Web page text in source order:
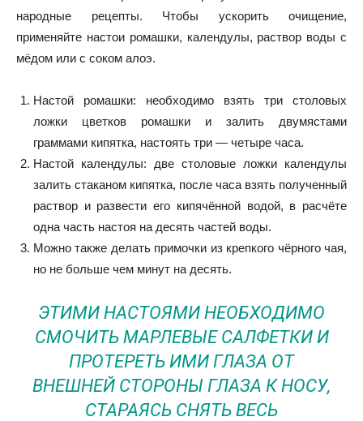
народные рецепты. Чтобы ускорить очищение,
применяйте настои ромашки, календулы, раствор воды с
мёдом или с соком алоэ.
Настой ромашки: необходимо взять три столовых
ложки цветков ромашки и залить двумястами
граммами кипятка, настоять три — четыре часа.
Настой календулы: две столовые ложки календулы
залить стаканом кипятка, после часа взять полученный
раствор и развести его кипячённой водой, в расчёте
одна часть настоя на десять частей воды.
Можно также делать примочки из крепкого чёрного чая,
но не больше чем минут на десять.
ЭТИМИ НАСТОЯМИ НЕОБХОДИМО
СМОЧИТЬ МАРЛЕВЫЕ САЛФЕТКИ И
ПРОТЕРЕТЬ ИМИ ГЛАЗА ОТ
ВНЕШНЕЙ СТОРОНЫ ГЛАЗА К НОСУ,
СТАРАЯСЬ СНЯТЬ ВЕСЬ